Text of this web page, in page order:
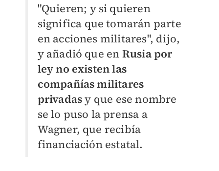
"Quieren; y si quieren
significa que tomarán parte
en acciones militares", dijo,
y añadió que en Rusia por
ley no existen las
compañías militares
privadasy que ese nombre
se lo puso la prensa a
Wagner, que recibía
financiación estatal.